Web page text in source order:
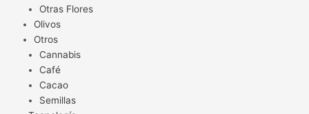
Otras Flores
Olivos
Otros
Cannabis
Café
Cacao
Semillas